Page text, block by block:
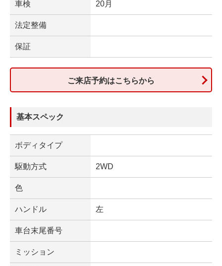
車検 20月
法定整備
保証
ご来店予約はこちらから
基本スペック
ボディタイプ
駆動方式 2WD
色
ハンドル 左
車台末尾番号
ミッション